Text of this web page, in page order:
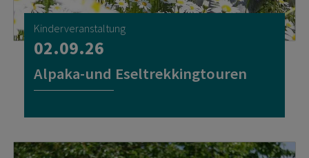
Kinderveranstaltung
02.09.26
Alpaka-und Eseltrekkingtouren